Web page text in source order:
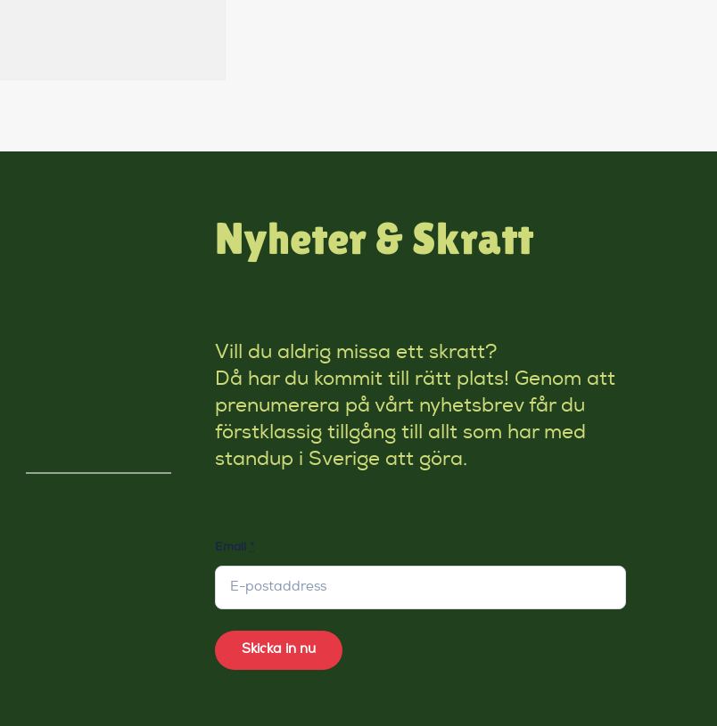
Nyheter & Skratt
Vill du aldrig missa ett skratt?
Då har du kommit till rätt plats! Genom att
prenumerera på vårt nyhetsbrev får du
förstklassig tillgång till allt som har med
standup i Sverige att göra.
Email *
Skicka in nu